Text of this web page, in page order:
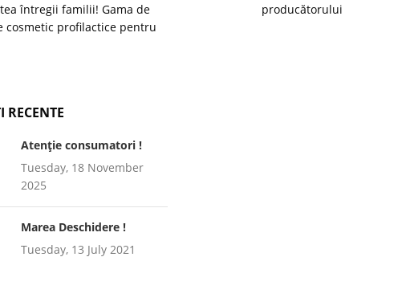
întregii familii! Gama de
cosmetic profilactice pentru
producătorului
RECENTE
Atenție consumatori !
Tuesday, 18 November
2025
Marea Deschidere !
Tuesday, 13 July 2021